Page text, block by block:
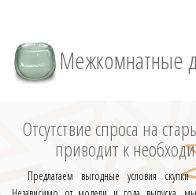
Межкомнатные
Отсутствие спроса на
приводит к
Предлагаем выгодные условия